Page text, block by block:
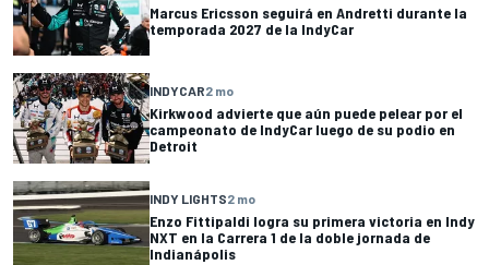
Marcus Ericsson seguirá en Andretti durante la
temporada 2027 de la IndyCar
INDYCAR2 mo
Kirkwood advierte que aún puede pelear por el
campeonato de IndyCar luego de su podio en
Detroit
INDY LIGHTS2 mo
Enzo Fittipaldi logra su primera victoria en Indy
NXT en la Carrera 1 de la doble jornada de
Indianápolis